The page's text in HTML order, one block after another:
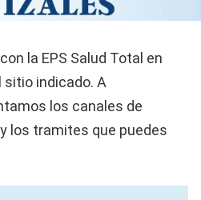
la EPS Salud Total en
sitio indicado. A
los canales de
los tramites que puedes